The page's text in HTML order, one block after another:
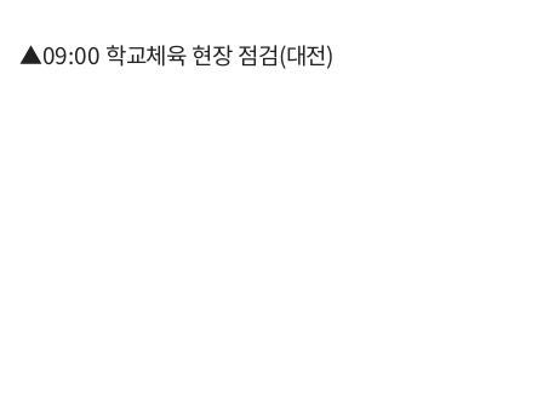
▲09:00 학교체육 현장 점검(대전)